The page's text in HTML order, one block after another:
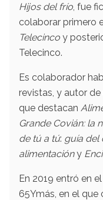
Hijos del frío , fue
colaborar primero
Telecinco y
Telecinco.
Es colaborador
revistas, y autor de
que destacan
Grande Covián: la
de tú a tú: guía del
alimentacióny
En 2019 entró en
65Ymás, en el